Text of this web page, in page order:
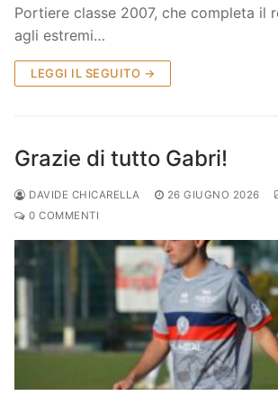
Portiere classe 2007, che completa il
agli estremi…
LEGGI IL SEGUITO →
Grazie di tutto Gabri!
DAVIDE CHICARELLA 26 GIUGNO 2026
0 COMMENTI